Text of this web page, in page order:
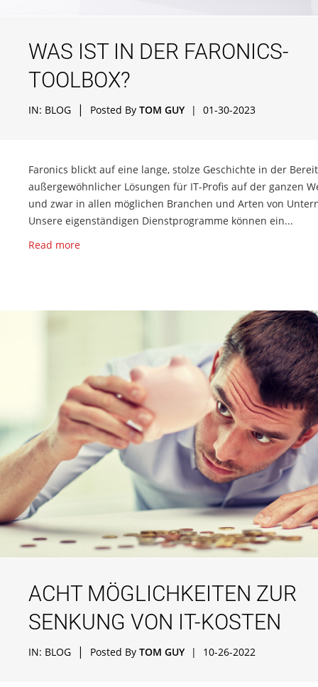
WAS IST IN DER FARONICS-
TOOLBOX?
IN: BLOG | Posted By TOM GUY | 01-30-2023
Faronics blickt auf eine lange, stolze Geschichte in der
außergewöhnlicher Lösungen für IT-Profis auf der ganzen
und zwar in allen möglichen Branchen und Arten von
Unsere eigenständigen Dienstprogramme können ein...
Read more
ACHT MÖGLICHKEITEN ZUR
SENKUNG VON IT-KOSTEN
IN: BLOG | Posted By TOM GUY | 10-26-2022